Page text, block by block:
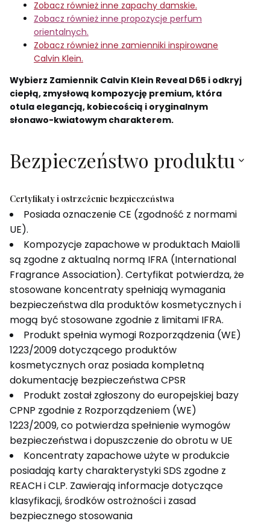
Zobacz również inne zapachy damskie.
Zobacz również inne propozycje perfum
orientalnych.
Zobacz również inne zamienniki inspirowane
Calvin Klein.
Wybierz Zamiennik Calvin Klein Reveal D65 i odkryj
ciepłą, zmysłową kompozycję premium, która
otula elegancją, kobiecością i oryginalnym
słonawo-kwiatowym charakterem.
Bezpieczeństwo produktu
Certyfikaty i ostrzeżenie bezpieczeństwa
Posiada oznaczenie CE (zgodność z normami
UE).
Kompozycje zapachowe w produktach Maiolli
są zgodne z aktualną normą IFRA (International
Fragrance Association). Certyfikat potwierdza, że
stosowane koncentraty spełniają wymagania
bezpieczeństwa dla produktów kosmetycznych i
mogą być stosowane zgodnie z limitami IFRA.
Produkt spełnia wymogi Rozporządzenia (WE)
1223/2009 dotyczącego produktów
kosmetycznych oraz posiada kompletną
dokumentację bezpieczeństwa CPSR
Produkt został zgłoszony do europejskiej bazy
CPNP zgodnie z Rozporządzeniem (WE)
1223/2009, co potwierdza spełnienie wymogów
bezpieczeństwa i dopuszczenie do obrotu w UE
Koncentraty zapachowe użyte w produkcie
posiadają karty charakterystyki SDS zgodne z
REACH i CLP. Zawierają informacje dotyczące
klasyfikacji, środków ostrożności i zasad
bezpiecznego stosowania